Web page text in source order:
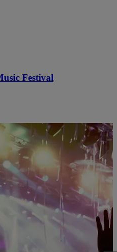
Festival